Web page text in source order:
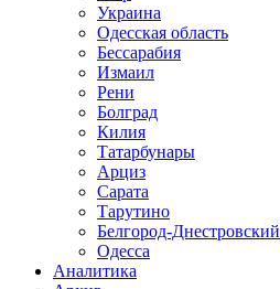
Украина
Одесская область
Бессарабия
Измаил
Рени
Болград
Килия
Татарбунары
Арциз
Сарата
Тарутино
Белгород-Днестровский
Одесса
Аналитика